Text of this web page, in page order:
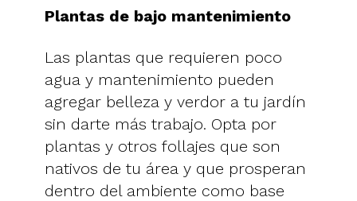
Plantas de bajo mantenimiento
Las plantas que requieren poco
agua y mantenimiento pueden
agregar belleza y verdor a tu jardín
sin darte más trabajo. Opta por
plantas y otros follajes que son
nativos de tu área y que prosperan
dentro del ambiente como base